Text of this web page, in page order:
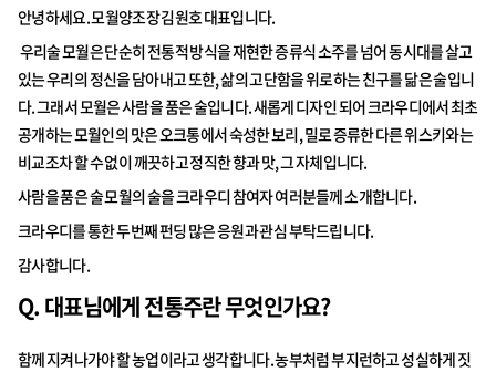
안녕하세요. 모월양조장 김원호 대표입니다.
우리술 모월은 단순히 전통적 방식을 재현한 증류식 소주를 넘어 동시대를 살고
있는 우리의 정신을 담아내고 또한, 삶의 고단함을 위로하는 친구를 닮은 술입니
다. 그래서 모월은 사람을 품은 술입니다. 새롭게 디자인 되어 크라우디에서 최초
공개하는 모월인의 맛은 오크통에서 숙성한 보리, 밀로 증류한 다른 위스키와는
비교조차 할 수 없이 깨끗하고 정직한 향과 맛, 그 자체입니다.
사람을 품은 술 모월의 술을 크라우디 참여자 여러분들께 소개합니다.
크라우디를 통한 두번째 펀딩 많은 응원과 관심 부탁드립니다.
감사합니다.
Q. 대표님에게 전통주란 무엇인가요?
함께 지켜나가야 할 농업이라고 생각합니다. 농부처럼 부지런하고 성실하게 짓